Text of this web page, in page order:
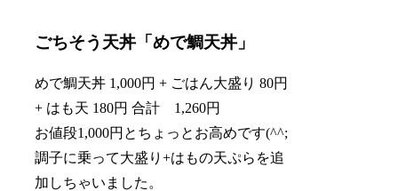
ごちそう天丼「めで鯛天丼」
めで鯛天丼 1,000円 + ごはん大盛り 80円
+ はも天 180円 合計 1,260円
お値段1,000円とちょっとお高めです(^^;
調子に乗って大盛り+はもの天ぷらを追
加しちゃいました。